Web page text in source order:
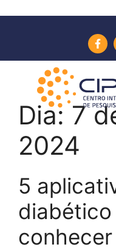
Dia: 7
2024
5
diabético
conhecer